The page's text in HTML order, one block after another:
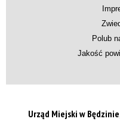
Polub
Jakość
Urząd Miejski w